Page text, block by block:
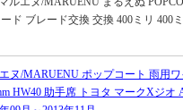
ド ブレード交換 交換 400ミリ 400
ヌ/MARUENU ポップコート 雨用
HW40 助手席 トヨタ マークXジオ